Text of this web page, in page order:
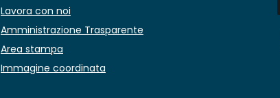
Lavora con noi
Amministrazione Trasparente
Area stampa
Immagine coordinata